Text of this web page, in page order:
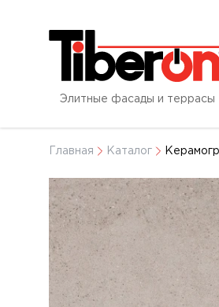
Элитные фасады и террасы
Главная Каталог